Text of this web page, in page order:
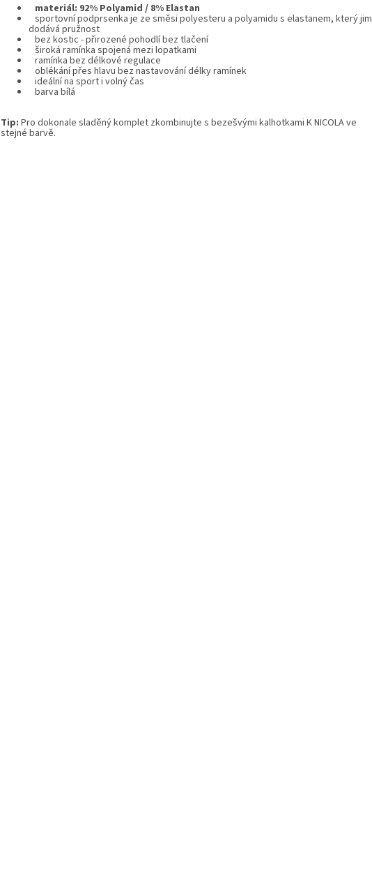
materiál: 92% Polyamid / 8% Elastan
sportovní podprsenka je ze směsi polyesteru a polyamidu s elastanem, který jim
dodává pružnost
bez kostic - přirozené pohodlí bez tlačení
široká ramínka spojená mezi lopatkami
ramínka bez délkové regulace
oblékání přes hlavu bez nastavování délky ramínek
ideální na sport i volný čas
barva bílá
Tip: Pro dokonale sladěný komplet zkombinujte s bezešvými kalhotkami K NICOLAve
stejné barvě.